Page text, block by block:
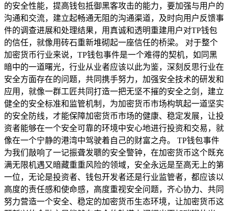
的安全性能，提高钱包抵御黑客攻击的能力，要加强与用户的
沟通和交流，建立起畅通无阻的沟通渠道，及时向用户反馈事
件的调查进展和处理结果，用真诚和透明重建用户对TP钱包
的信任，就像用砖石重新堆砌起一座信任的桥梁。 对于整个
加密货币行业来说，TP钱包事件是一个难得的契机，如同黑
暗中的一道曙光，行业从业者应该以此为鉴，深刻反思行业在
安全方面存在的问题，共同携手努力，加强安全技术的研发和
应用，就像一群工匠共同打造一把无坚不摧的安全之剑，建立
健全的安全标准和监管机制，为加密货币市场构筑起一道坚实
的安全防线，才能保障加密货币市场的健康、稳定发展，让投
资者能够在一个安全可靠的环境中安心地进行投资和交易，就
像在一个宁静的港湾中驾驶着自己的财富之舟。 TP钱包事件
为我们敲响了一记振聋发聩的安全警钟，在加密货币这个既充
满无限机遇又暗藏重重风险的领域，安全永远是至高无上的第
一位，无论是投资者、钱包开发者还是行业监管者，都应该以
高度的责任感和使命感，高度重视安全问题，齐心协力、共同
努力营造一个安全、稳定的加密货币生态环境，让加密货币这